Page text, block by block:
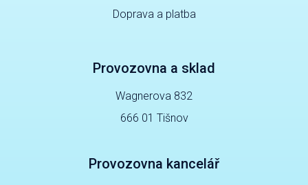
Doprava a platba
Provozovna a sklad
Wagnerova 832
666 01 Tišnov
Provozovna kancelář